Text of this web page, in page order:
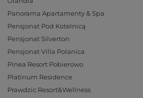
Panorama Apartamenty & Spa
Pensjonat Pod Kotelnicą
Pensjonat Silverton
Pensjonat Villa Polanica
Pinea Resort Pobierowo
Platinum Residence
Prawdzic Resort&Wellness